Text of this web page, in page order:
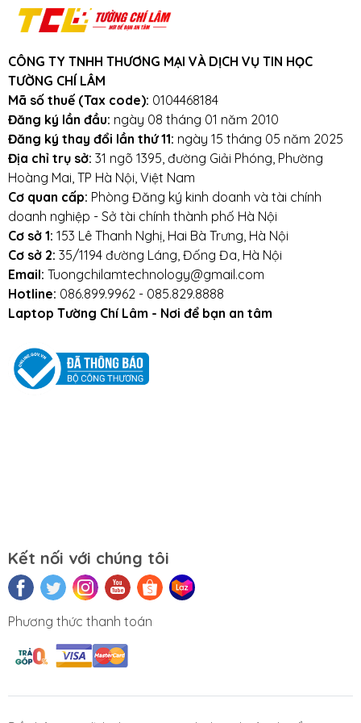
Cam kết:Tường Chí Lâm
chất lượng cao. Với tiêu chí chất lượng là
hàng đầu, chúng thôi cam kết không bán
hàng kém chất lượng, gây ảnh hưởng
đến laptop của khách hàng.
Lâm – Điểm 10 cho sự tin cậy
Lưu ý khi sử dụng pin laptop:
Tránh pin bị va đập, rơi vỡ, móp méo, tác
động vật lý bên ngoài vào
Tránh pin tiếp xúc với nước.
Tắt các ứng dụng không cần thiết khi sử dụng
laptop.
Mọi yêu cầu đặt hàng, hỗ trợ tư vấn sản
Website:https://tuongchilam.com
CÔNG TY TNHH THƯƠNG MẠI VÀ DỊCH VỤ TIN HỌC
TƯỜNG CHÍ LÂM
Mã số thuế (Tax code): 0104468184
Đăng ký lần đầu: ngày 08 tháng 01 năm 2010
Đăng ký thay đổi lần thứ 11: ngày 15 tháng 05 năm 2025
Địa chỉ trụ sở: 31 ngõ 1395, đường Giải Phóng, Phường
Hoàng Mai, TP Hà Nội, Việt Nam
Cơ quan cấp: Phòng Đăng ký kinh doanh và tài chính
doanh nghiệp - Sở tài chính thành phố Hà Nội
Cơ sở 1: 153 Lê Thanh Nghị, Hai Bà Trưng, Hà Nội
Cơ sở 2: 35/1194 đường Láng, Đống Đa, Hà Nội
Email: Tuongchilamtechnology@gmail.com
Hotline: 086.899.9962 - 085.829.8888
Laptop Tường Chí Lâm - Nơi để bạn an tâm
Kết nối với chúng tôi
Phương thức thanh toán